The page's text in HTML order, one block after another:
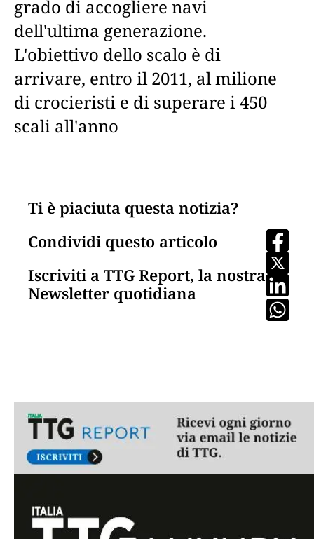
grado di accogliere navi
dell'ultima generazione.
L'obiettivo dello scalo è di
arrivare, entro il 2011, al milione
di crocieristi e di superare i 450
scali all'anno
Ti è piaciuta questa notizia?
Condividi questo articolo
Iscriviti a TTG Report, la nostra
Newsletter quotidiana